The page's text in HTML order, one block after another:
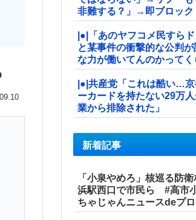
非難する？」→即ブロック
|●|「あのヤフコメ民すら
と某事件の衝撃的な公判
な力が働いてんのかって
|●|共産党「これは酷い…
ーカードを持たない29万
業から排除された」
新着記事
「小泉やめろ」核巡る防
浜駅西口で市民ら #高市
ちゃじゃんニュースdeプ